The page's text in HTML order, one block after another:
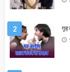
2 गृह